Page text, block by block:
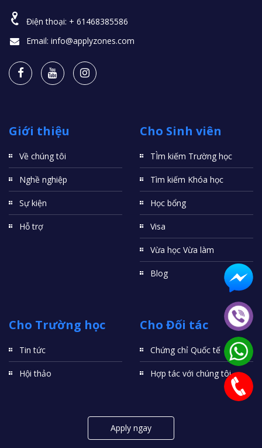
Điện thoại: + 61468385586
Email: info@applyzones.com
Giới thiệu
Về chúng tôi
Nghề nghiệp
Sự kiện
Hỗ trợ
Cho Sinh viên
TÌm kiếm Trường học
Tìm kiếm Khóa học
Học bổng
Visa
Vừa học Vừa làm
Blog
Cho Trường học
Tin tức
Hội thảo
Cho Đối tác
Chứng chỉ Quốc tế
Hợp tác với chúng tôi
Apply ngay